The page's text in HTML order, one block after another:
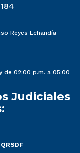
Reyes Echandía
de 02:00 p.m. a 05:00
Judiciales